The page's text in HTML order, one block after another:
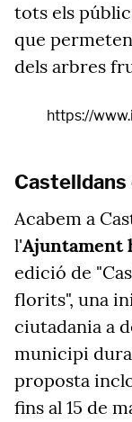
tots els
que
dels arbres
https://
Acabem a
l'Ajuntament
edició de
florits", una
ciutadania a
municipi
proposta
fins al 15 de